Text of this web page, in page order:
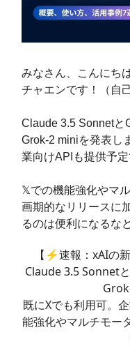
みなさん、こんにちは
チャエンです！（自
Claude 3.5 Sonnetと
Grok-2 miniを発表し
業向けAPIも提供予定
𝕏での機能強化やマ
画期的なリリースに
るのは便利になるな
【⚡️速報：xAIの
Claude 3.5 Sonnet
既にXでも利用可。
能強化やマルチモー